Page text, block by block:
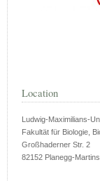
Location
Ludwig-Maximilians-
Fakultät für Biologie,
Großhaderner Str. 2
82152 Planegg-